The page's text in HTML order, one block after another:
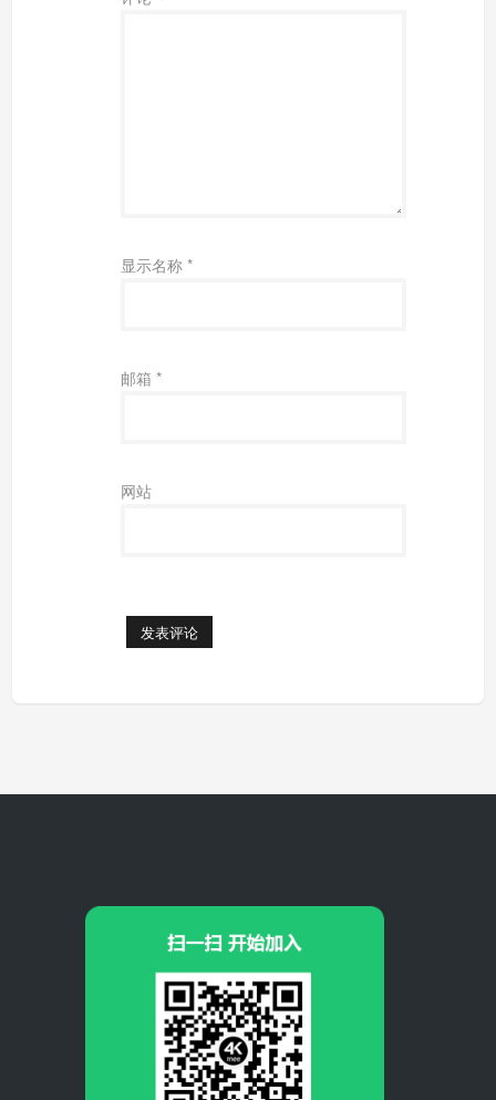
显示名称 *
邮箱 *
网站